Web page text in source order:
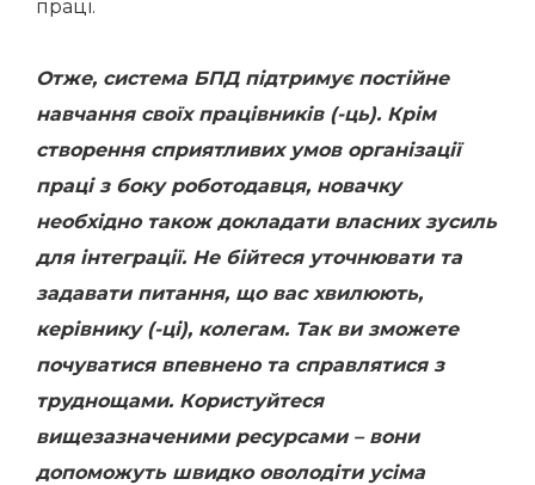
праці.
Отже, система БПД підтримує постійне
навчання своїх працівників (-ць). Крім
створення сприятливих умов організації
праці з боку роботодавця, новачку
необхідно також докладати власних зусиль
для інтеграції. Не бійтеся уточнювати та
задавати питання, що вас хвилюють,
керівнику (-ці), колегам. Так ви зможете
почуватися впевнено та справлятися з
труднощами. Користуйтеся
вищезазначеними ресурсами – вони
допоможуть швидко оволодіти усіма